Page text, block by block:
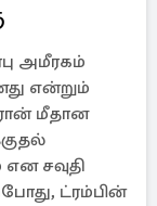
அமீரகம்
என்றும்
மீதான
சவுதி
​​ட்ரம்பின்